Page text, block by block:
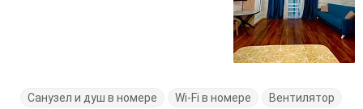
Санузел и душ в номере Wi-Fi в номере
Вентилятор